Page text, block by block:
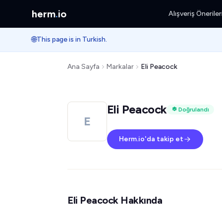
herm.io Alışveriş Önerileri
🌐This page is in Turkish.
Ana Sayfa Markalar Eli Peacock
E
Eli Peacock Doğrulandı
Herm.io'da takip et
Eli Peacock Hakkında